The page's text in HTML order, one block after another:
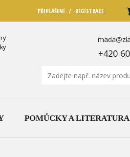
PŘIHLÁŠENÍ / REGISTRACE
+420
POMŮCKY A LITERATURA